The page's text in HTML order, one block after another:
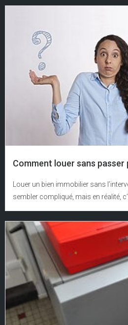
Comment louer sans passer
Louer un bien immobilier sans
sembler compliqué, mais en réalité,